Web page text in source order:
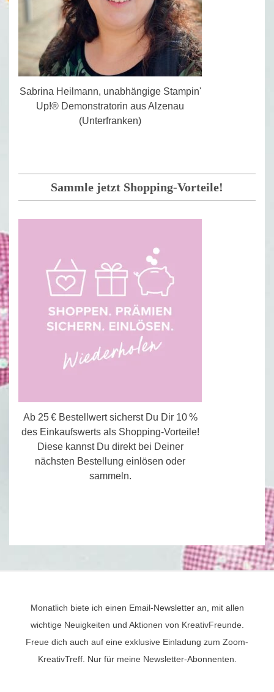
Sabrina Heilmann, unabhängige Stampin'
Up!® Demonstratorin aus Alzenau
(Unterfranken)
Sammle jetzt Shopping-Vorteile!
Ab 25 € Bestellwert sicherst Du Dir 10 %
des Einkaufswerts als Shopping-Vorteile!
Diese kannst Du direkt bei Deiner
nächsten Bestellung einlösen oder
sammeln.
Monatlich biete ich einen Email-Newsletter an, mit allen
wichtige Neuigkeiten und Aktionen von KreativFreunde.
Freue dich auch auf eine exklusive Einladung zum Zoom-
KreativTreff. Nur für meine Newsletter-Abonnenten.